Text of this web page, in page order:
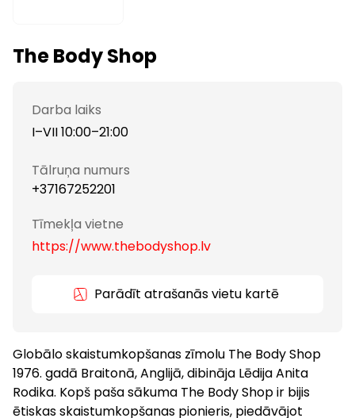
The Body Shop
Darba laiks
I–VII 10:00–21:00
Tālruņa numurs
+37167252201
Tīmekļa vietne
https://www.thebodyshop.lv
Parādīt atrašanās vietu kartē
Globālo skaistumkopšanas zīmolu The Body Shop
1976. gadā Braitonā, Anglijā, dibināja Lēdija Anita
Rodika. Kopš paša sākuma The Body Shop ir bijis
ētiskas skaistumkopšanas pionieris, piedāvājot